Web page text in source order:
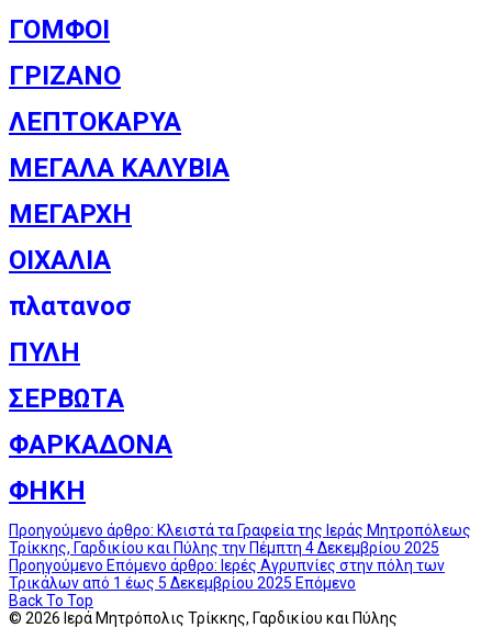
ΓΟΜΦΟΙ
ΓΡΙΖΑΝΟ
ΛΕΠΤΟΚΑΡΥΑ
ΜΕΓΑΛΑ ΚΑΛΥΒΙΑ
ΜΕΓΑΡΧΗ
ΟΙΧΑΛΙΑ
πλατανοσ
ΠΥΛΗ
ΣΕΡΒΩΤΑ
ΦΑΡΚΑΔΟΝΑ
ΦΗΚΗ
Προηγούμενο άρθρο: Κλειστά τα Γραφεία της Ιεράς Μητροπόλεως
Τρίκκης, Γαρδικίου και Πύλης την Πέμπτη 4 Δεκεμβρίου 2025
Προηγούμενο Επόμενο άρθρο: Ιερές Αγρυπνίες στην πόλη των
Τρικάλων από 1 έως 5 Δεκεμβρίου 2025 Επόμενο
Back To Top
© 2026 Ιερά Μητρόπολις Τρίκκης, Γαρδικίου και Πύλης